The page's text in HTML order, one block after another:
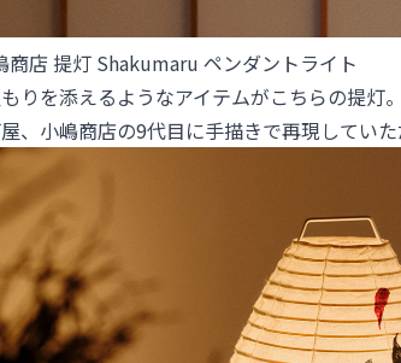
店 提灯 Shakumaru ペンダントライト
りを添えるようなアイテムがこちらの提灯
、小嶋商店の9代目に手描きで再現していた